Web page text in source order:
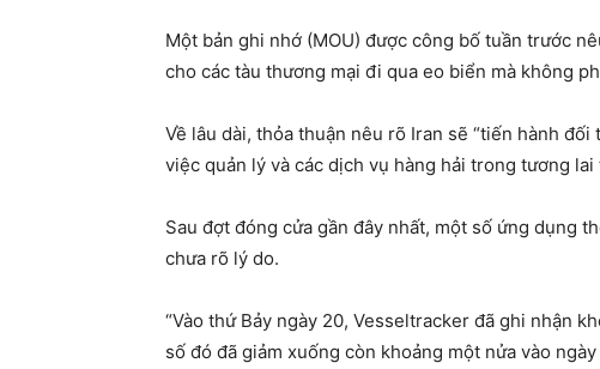
Một bản ghi nhớ (MOU) được công bố tuần trước
cho các tàu thương mại đi qua eo biển mà không
Về lâu dài, thỏa thuận nêu rõ Iran sẽ “tiến hành
việc quản lý và các dịch vụ hàng hải trong tương lai
Sau đợt đóng cửa gần đây nhất, một số ứng dụng
chưa rõ lý do.
“Vào thứ Bảy ngày 20, Vesseltracker đã ghi nhận
số đó đã giảm xuống còn khoảng một nửa vào